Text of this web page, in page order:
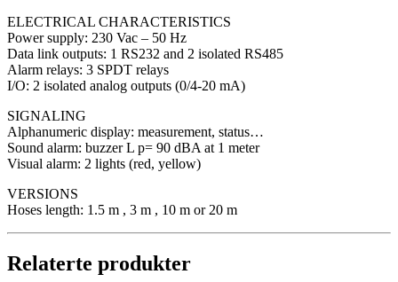
ELECTRICAL CHARACTERISTICS
Power supply: 230 Vac – 50 Hz
Data link outputs: 1 RS232 and 2 isolated RS485
Alarm relays: 3 SPDT relays
I/O: 2 isolated analog outputs (0/4-20 mA)
SIGNALING
Alphanumeric display: measurement, status…
Sound alarm: buzzer L p= 90 dBA at 1 meter
Visual alarm: 2 lights (red, yellow)
VERSIONS
Hoses length: 1.5 m , 3 m , 10 m or 20 m
Relaterte produkter